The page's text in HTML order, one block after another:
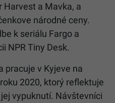
a Mavka, a
národné ceny.
k seriálu Fargo a
NPR Tiny Desk.
pracuje v Kyjeve na
2020, ktorý reflektuje
vypuknutí. Návštevníci